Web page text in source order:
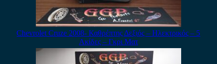
Chevrolet Cruze 2008- Καθρέπτης Δεξιός – Ηλεκτρικός – 5
Ακίδες – Γκρι Ματ